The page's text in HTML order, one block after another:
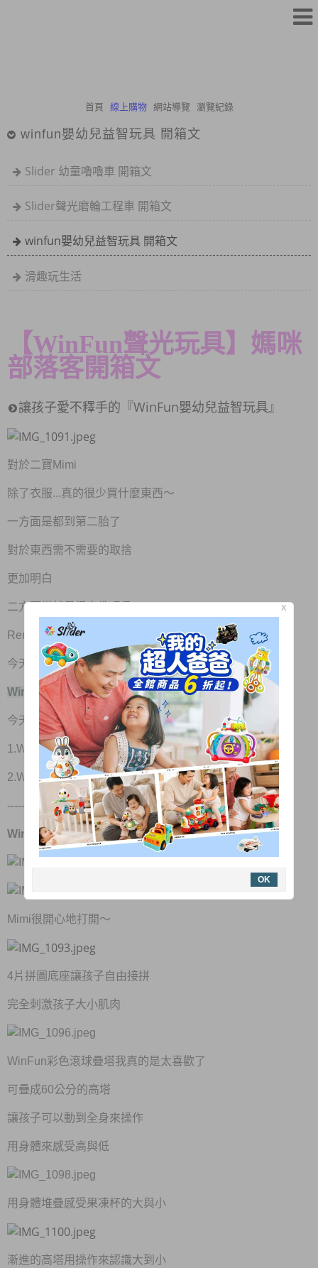
首頁 線上購物 網站導覽 瀏覽紀錄
winfun嬰幼兒益智玩具 開箱文
Slider 幼童嚕嚕車 開箱文
Slider聲光磨輪工程車 開箱文
winfun嬰幼兒益智玩具 開箱文
滑趣玩生活
【WinFun聲光玩具】 媽咪
部落客開箱文
讓孩子愛不釋手的『WinFun嬰幼兒益智玩具』
對於二寶Mimi
除了衣服...真的很少買什麼東西～
一方面是都到第二胎了
對於東西需不需要的取捨
更加明白
二方面當然是很多教玩具
Rere留下的都還是很適用
今天就要來分享連我覺得～也太好玩了吧～
WinFun嬰幼兒益智玩具
今天要分享的是
1.WinFun彩色滾球疊塔
2.WinFun魔幻變音電子琴
-------------------------------------------------
WinFun彩色滾球疊塔
Mimi很開心地打開～
4片拼圖底座讓孩子自由接拼
完全刺激孩子大小肌肉
WinFun彩色滾球疊塔我真的是太喜歡了
可疊成60公分的高塔
讓孩子可以動到全身來操作
用身體來感受高與低
用身體堆疊感受果凍杯的大與小
漸進的高塔用操作來認識大到小
X
OK